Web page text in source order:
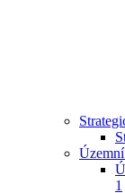
1